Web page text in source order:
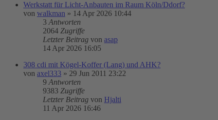
Werkstatt für Licht-Anbauten im Raum Köln/Ddorf?
von walkman » 14 Apr 2026 10:44
3 Antworten
2064 Zugriffe
Letzter Beitrag von asap
14 Apr 2026 16:05
308 cdi mit Kögel-Koffer (Lang) und AHK?
von axel333 » 29 Jun 2011 23:22
9 Antworten
9383 Zugriffe
Letzter Beitrag von Hjalti
11 Apr 2026 16:46